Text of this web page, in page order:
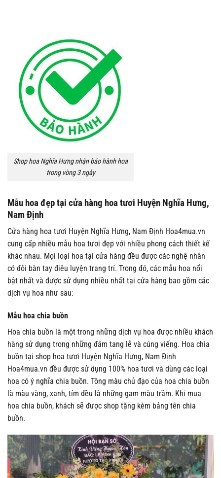
Shop hoa Nghĩa Hưng nhận bảo hành hoa
trong vòng 3 ngày
Mẫu hoa đẹp tại cửa hàng hoa tươi Huyện Nghĩa Hưng,
Nam Định
Cửa hàng hoa tươi Huyện Nghĩa Hưng, Nam Định Hoa4mua.vn
cung cấp nhiều mẫu hoa tươi đẹp với nhiều phong cách thiết kế
khác nhau. Mọi loại hoa tại cửa hàng đều được các nghệ nhân
có đôi bàn tay điêu luyện trang trí. Trong đó, các mẫu hoa nổi
bật nhất và được sử dụng nhiều nhất tại cửa hàng bao gồm các
dịch vụ hoa như sau:
Mẫu hoa chia buồn
Hoa chia buồn là một trong những dịch vụ hoa được nhiều khách
hàng sử dụng trong những đám tang lễ và cúng viếng. Hoa chia
buồn tại shop hoa tươi Huyện Nghĩa Hưng, Nam Định
Hoa4mua.vn đều được sử dụng 100% hoa tươi và dùng các loại
hoa có ý nghĩa chia buồn. Tông màu chủ đạo của hoa chia buồn
là màu vàng, xanh, tím đều là những gam màu trầm. Khi mua
hoa chia buồn, khách sẽ được shop tặng kèm bảng tên chia
buồn.